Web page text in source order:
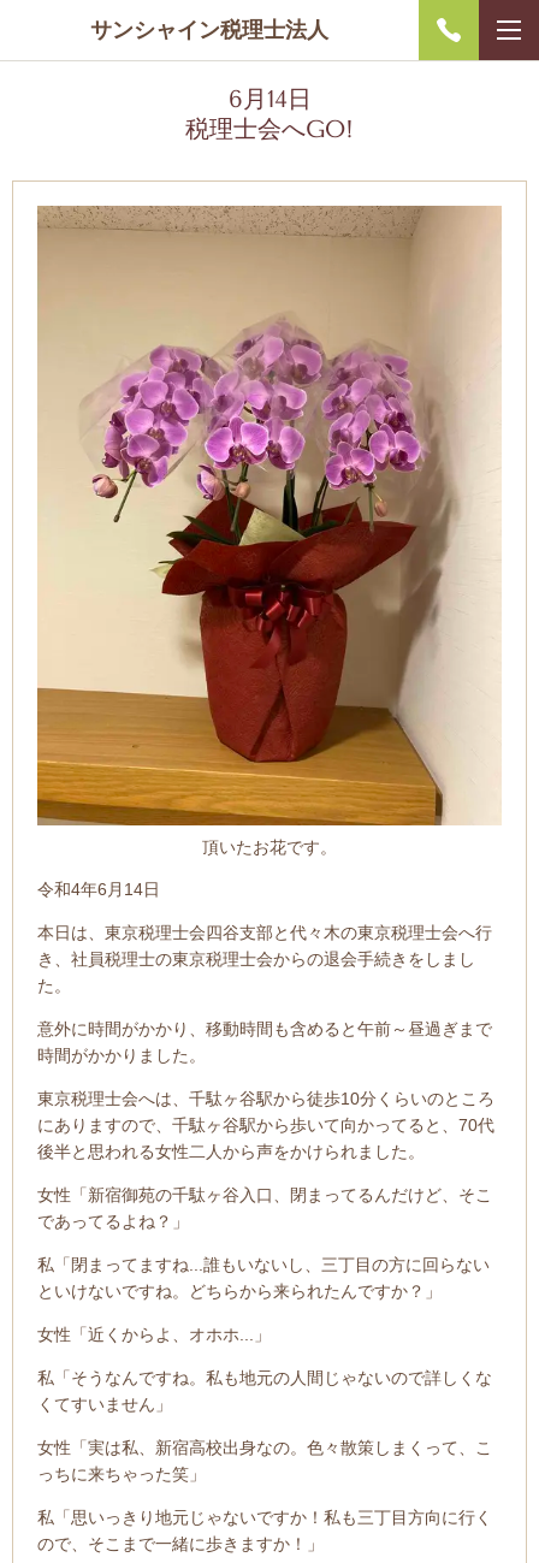
サンシャイン税理士法人
6月14日
税理士会へGO!
頂いたお花です。
令和4年6月14日
本日は、東京税理士会四谷支部と代々木の東京税理士会へ行
き、社員税理士の東京税理士会からの退会手続きをしまし
た。
意外に時間がかかり、移動時間も含めると午前～昼過ぎまで
時間がかかりました。
東京税理士会へは、千駄ヶ谷駅から徒歩10分くらいのところ
にありますので、千駄ヶ谷駅から歩いて向かってると、70代
後半と思われる女性二人から声をかけられました。
女性「新宿御苑の千駄ヶ谷入口、閉まってるんだけど、そこ
であってるよね？」
私「閉まってますね...誰もいないし、三丁目の方に回らない
といけないですね。どちらから来られたんですか？」
女性「近くからよ、オホホ...」
私「そうなんですね。私も地元の人間じゃないので詳しくな
くてすいません」
女性「実は私、新宿高校出身なの。色々散策しまくって、こ
っちに来ちゃった笑」
私「思いっきり地元じゃないですか！私も三丁目方向に行く
ので、そこまで一緒に歩きますか！」